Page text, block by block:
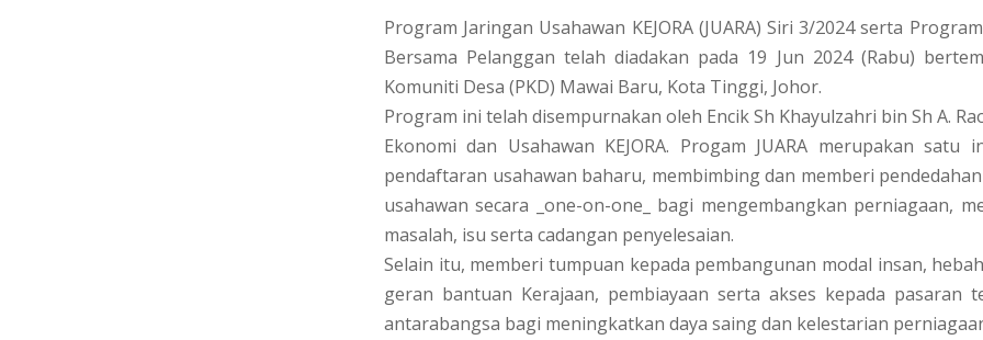
Program Jaringan Usahawan KEJORA (JUARA) Siri 3/2024 serta
Bersama Pelanggan telah diadakan pada 19 Jun 2024 (Rabu)
Komuniti Desa (PKD) Mawai Baru, Kota Tinggi, Johor.
Program ini telah disempurnakan oleh Encik Sh Khayulzahri bin Sh A.
Ekonomi dan Usahawan KEJORA. Progam JUARA merupakan satu
pendaftaran usahawan baharu, membimbing dan memberi
usahawan secara _one-on-one_ bagi mengembangkan perniagaan,
masalah, isu serta cadangan penyelesaian.
Selain itu, memberi tumpuan kepada pembangunan modal insan,
geran bantuan Kerajaan, pembiayaan serta akses kepada pasaran
antarabangsa bagi meningkatkan daya saing dan kelestarian